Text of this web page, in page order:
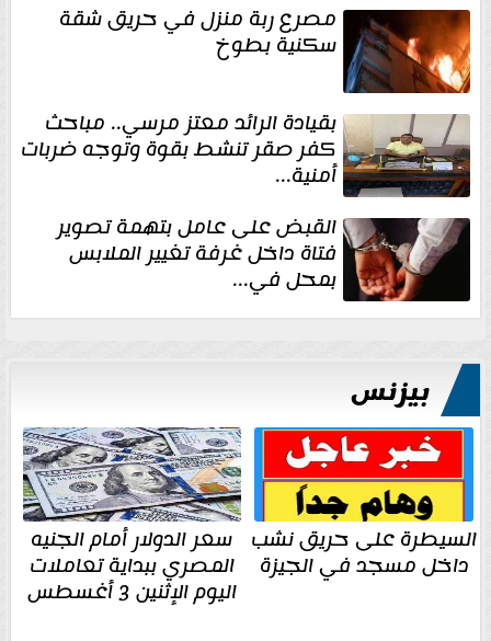
مصرع ربة منزل في حريق شقة
سكنية بطوخ
بقيادة الرائد معتز مرسي.. مباحث
كفر صقر تنشط بقوة وتوجه ضربات
أمنية...
القبض على عامل بتهمة تصوير
فتاة داخل غرفة تغيير الملابس
بمحل في...
بيزنس
السيطرة على حريق نشب
داخل مسجد في الجيزة
سعر الدولار أمام الجنيه
المصري ببداية تعاملات
اليوم الإثنين 3 أغسطس